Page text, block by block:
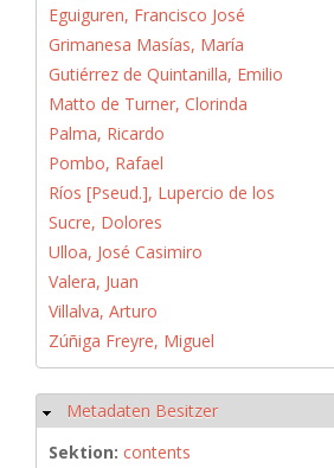
Eguiguren, Francisco José
Grimanesa Masías, María
Gutiérrez de Quintanilla, Emilio
Matto de Turner, Clorinda
Palma, Ricardo
Pombo, Rafael
Ríos [Pseud.], Lupercio de los
Sucre, Dolores
Ulloa, José Casimiro
Valera, Juan
Villalva, Arturo
Zúñiga Freyre, Miguel
Hide
Metadaten Besitzer
Sektion: contents